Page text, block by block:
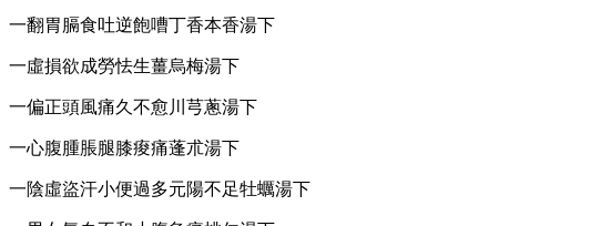
一翻胃膈食吐逆飽嘈丁香本香湯下
一虛損欲成勞怯生薑烏梅湯下
一偏正頭風痛久不愈川芎蔥湯下
一心腹腫脹腿膝痠痛蓬朮湯下
一陰虛盜汗小便過多元陽不足牡蠣湯下